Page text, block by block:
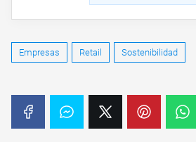
Empresas Retail Sostenibilidad